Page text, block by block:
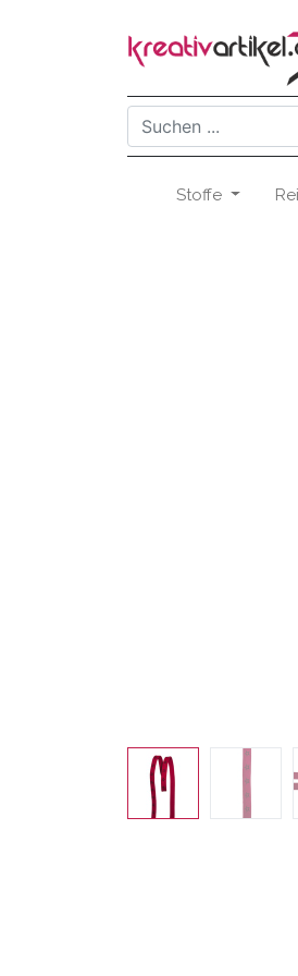
Stoffe